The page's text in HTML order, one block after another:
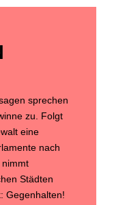
sprechen
zu. Folgt
eine
nach
nimmt
Städten
Gegenhalten!